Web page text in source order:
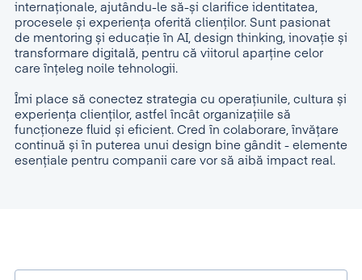
internaționale, ajutându-le să-și clarifice identitatea,
procesele și experiența oferită clienților. Sunt pasionat
de mentoring și educație în AI, design thinking, inovație și
transformare digitală, pentru că viitorul aparține celor
care înțeleg noile tehnologii.
Îmi place să conectez strategia cu operațiunile, cultura și
experiența clienților, astfel încât organizațiile să
funcționeze fluid și eficient. Cred în colaborare, învățare
continuă și în puterea unui design bine gândit - elemente
esențiale pentru companii care vor să aibă impact real.